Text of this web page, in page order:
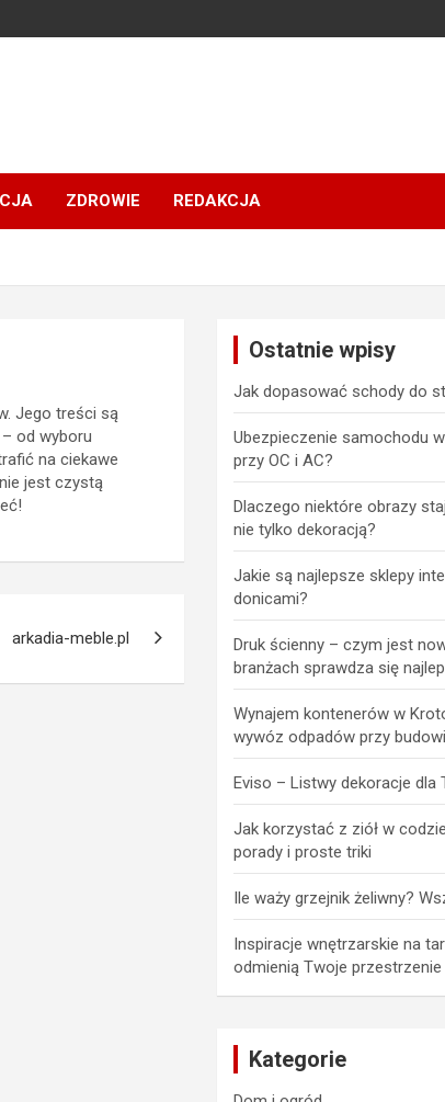
ZDROWIE REDAKCJA
Jego treści są
od wyboru
na ciekawe
jest czystą
arkadia-meble.pl
Ostatnie wpisy
Jak dopasować schody do
Ubezpieczenie samochodu
przy OC i AC?
Dlaczego niektóre obrazy
nie tylko dekoracją?
Jakie są najlepsze sklepy
donicami?
Druk ścienny – czym jest
branżach sprawdza się
Wynajem kontenerów w
wywóz odpadów przy
Eviso – Listwy dekoracje dla
Jak korzystać z ziół w
porady i proste triki
Ile waży grzejnik żeliwny?
Inspiracje wnętrzarskie na
odmienią Twoje przestrzenie
Kategorie